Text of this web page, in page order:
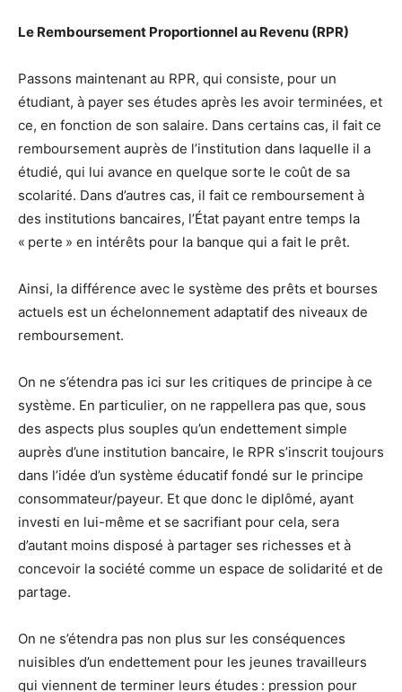
Le Remboursement Proportionnel au Revenu (RPR)
Passons maintenant au RPR, qui consiste, pour un
étudiant, à payer ses études après les avoir terminées, et
ce, en fonction de son salaire. Dans certains cas, il fait ce
remboursement auprès de l’institution dans laquelle il a
étudié, qui lui avance en quelque sorte le coût de sa
scolarité. Dans d’autres cas, il fait ce remboursement à
des institutions bancaires, l’État payant entre temps la
« perte » en intérêts pour la banque qui a fait le prêt.
Ainsi, la différence avec le système des prêts et bourses
actuels est un échelonnement adaptatif des niveaux de
remboursement.
On ne s’étendra pas ici sur les critiques de principe à ce
système. En particulier, on ne rappellera pas que, sous
des aspects plus souples qu’un endettement simple
auprès d’une institution bancaire, le RPR s’inscrit toujours
dans l’idée d’un système éducatif fondé sur le principe
consommateur/payeur. Et que donc le diplômé, ayant
investi en lui-même et se sacrifiant pour cela, sera
d’autant moins disposé à partager ses richesses et à
concevoir la société comme un espace de solidarité et de
partage.
On ne s’étendra pas non plus sur les conséquences
nuisibles d’un endettement pour les jeunes travailleurs
qui viennent de terminer leurs études : pression pour